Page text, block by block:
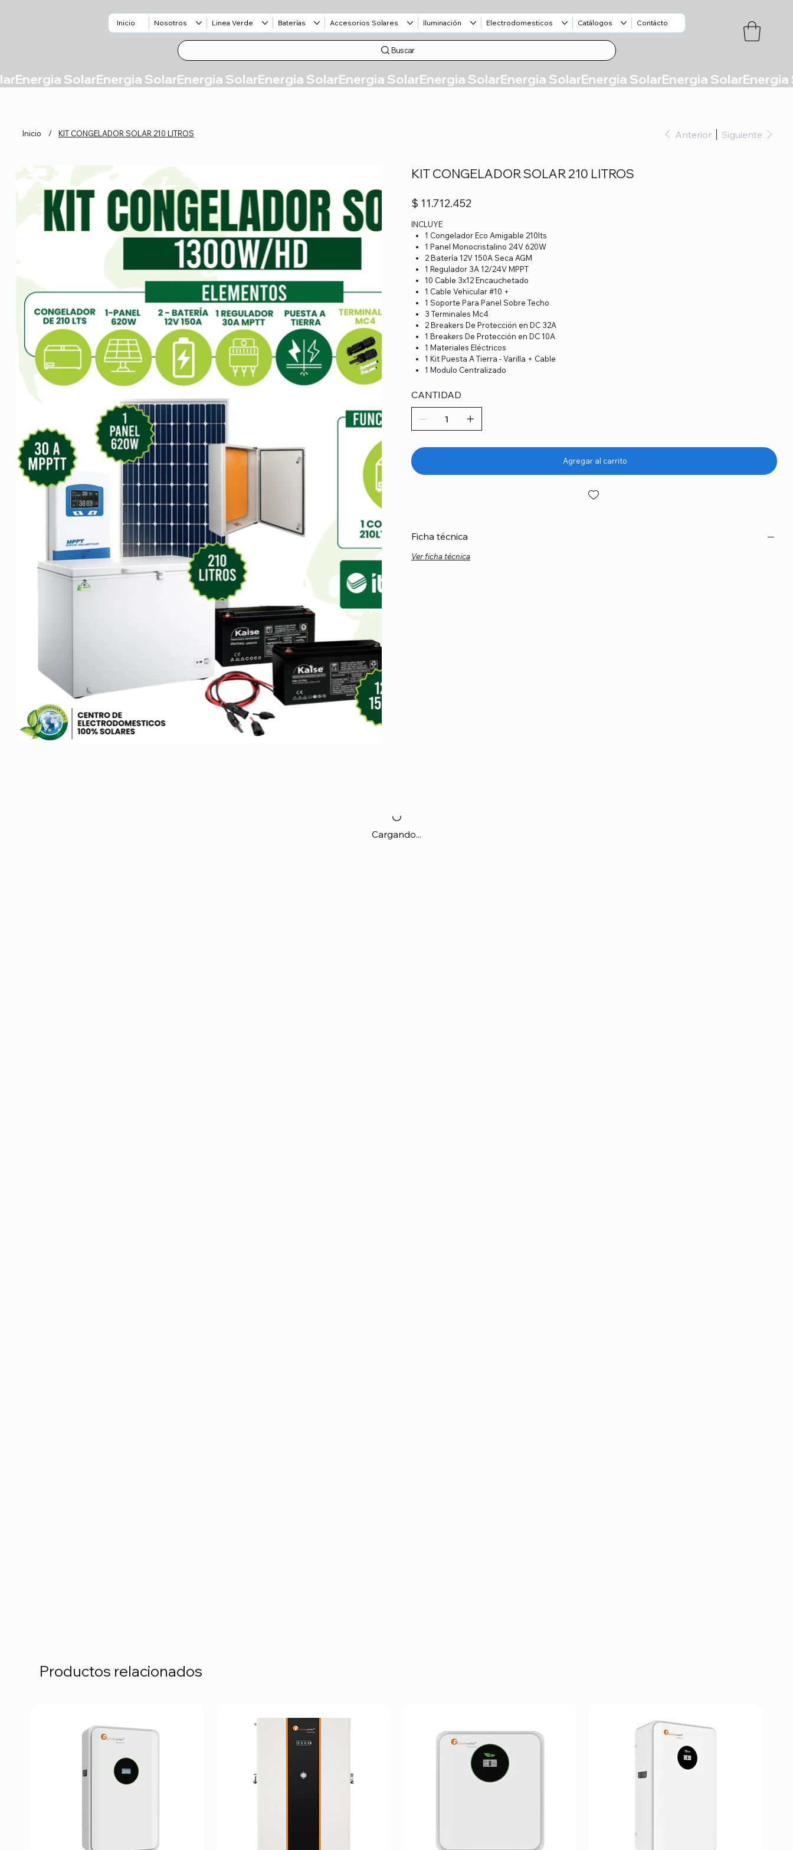
Inicio Nosotros Linea Verde Baterías Accesorios Solares Iluminación Electrodomesticos Catálogos Contácto
Buscar
Inicio / KIT CONGELADOR SOLAR 210 LITROS Anterior Siguiente
KIT CONGELADOR SOLAR 210 LITROS
Precio
$ 11.712.452
INCLUYE
1 Congelador Eco Amigable 210lts
1 Panel Monocristalino 24V 620W
2 Batería 12V 150A Seca AGM
1 Regulador 3A 12/24V MPPT
10 Cable 3x12 Encauchetado
1 Cable Vehicular #10 +
1 Soporte Para Panel Sobre Techo
3 Terminales Mc4
2 Breakers De Protección en DC 32A
1 Breakers De Protección en DC 10A
1 Materiales Eléctricos
1 Kit Puesta A Tierra - Varilla + Cable
1 Modulo Centralizado
CANTIDAD
Agregar al carrito
Ficha técnica
Ver ficha técnica
Cargando...
Productos relacionados